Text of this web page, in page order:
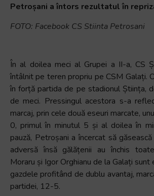
Petroșani a întors rezultatul în
FOTO: Facebook CS Stiinta Petrosani
În al doilea meci al Grupei a II-a, CS
întâlnit pe teren propriu pe CSM Galați.
în forță partida de pe stadionul Știința,
de meci. Pressingul acestora s-a
marcaj, prin cele două eseuri marcate,
0, primul în minutul 5 și al doilea în
pauză, Petroșani a încercat să
adversă însă gălățenii au închis
Moraru și Igor Orghianu de la Galați
gazdele profitând de dublu avantaj,
partidei, 12-5.